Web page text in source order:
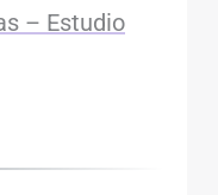
– Estudio